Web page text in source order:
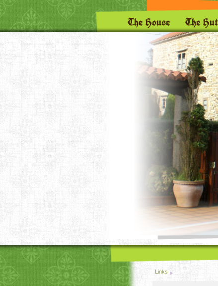
The House The Hut
Links